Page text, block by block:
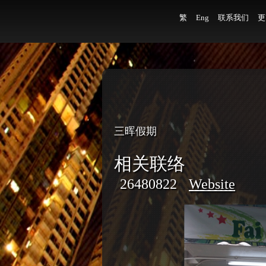
繁 Eng 联系我们
三晖假期
相关联络
26480822 Website